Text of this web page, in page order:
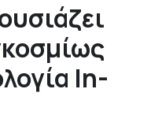
In-